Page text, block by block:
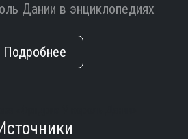
Дании в энциклопедиях
Подробнее
Источники